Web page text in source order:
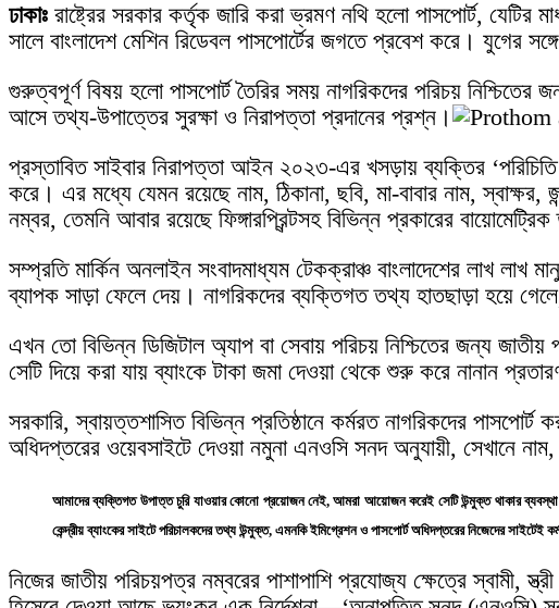
ঢাকাঃ রাষ্ট্রের সরকার কর্তৃক জারি করা ভ্রমণ নথি হলো পাসপোর্ট, যেটির
সালে বাংলাদেশ মেশিন রিডেবল পাসপোর্টের জগতে প্রবেশ করে। যুগের
গুরুত্বপূর্ণ বিষয় হলো পাসপোর্ট তৈরির সময় নাগরিকদের পরিচয়
আসে তথ্য-উপাত্তের সুরক্ষা ও নিরাপত্তা প্রদানের প্রশ্ন।
প্রস্তাবিত সাইবার নিরাপত্তা আইন ২০২৩-এর খসড়ায় ব্যক্তির
করে। এর মধ্যে যেমন রয়েছে নাম, ঠিকানা, ছবি, মা-বাবার নাম,
নম্বর, তেমনি আবার রয়েছে ফিঙ্গারপ্রিন্টসহ বিভিন্ন প্রকারের
সম্প্রতি মার্কিন অনলাইন সংবাদমাধ্যম টেকক্রাঞ্চ বাংলাদেশের লাখ
ব্যাপক সাড়া ফেলে দেয়। নাগরিকদের ব্যক্তিগত তথ্য হাতছাড়া হয়ে
এখন তো বিভিন্ন ডিজিটাল অ্যাপ বা সেবায় পরিচয় নিশ্চিতের জন্য
সেটি দিয়ে করা যায় ব্যাংকে টাকা জমা দেওয়া থেকে শুরু করে নানান
সরকারি, স্বায়ত্তশাসিত বিভিন্ন প্রতিষ্ঠানে কর্মরত নাগরিকদের
অধিদপ্তরের ওয়েবসাইটে দেওয়া নমুনা এনওসি সনদ অনুযায়ী, সেখানে
আমাদের ব্যক্তিগত উপাত্ত চুরি যাওয়ার কোনো প্রয়োজন নেই, আমরা আয়োজন করেই সেটি উন্মুক্ত থাকার ব্যবস্থা
কেন্দ্রীয় ব্যাংকের সাইটে পরিচালকদের তথ্য উন্মুক্ত, এমনকি ইমিগ্রেশন ও পাসপোর্ট অধিদপ্তরের নিজেদের সাইটেই
নিজের জাতীয় পরিচয়পত্র নম্বরের পাশাপাশি প্রযোজ্য ক্ষেত্রে স্বামী,